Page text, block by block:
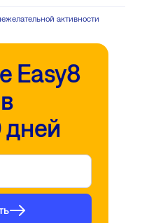
активности
Easy8
дней